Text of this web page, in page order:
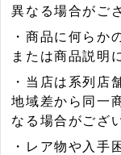
異なる場合がご
・商品に何らか
または商品説明
・当店は系列店
地域差から同一
なる場合がござ
・レア物や入手